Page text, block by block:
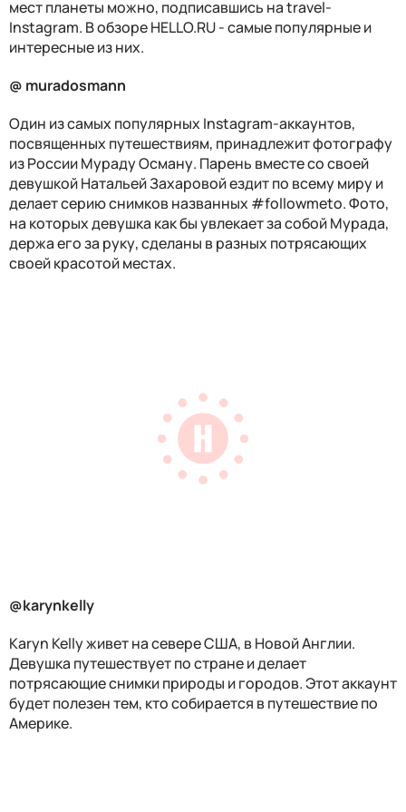
мест планеты можно, подписавшись на travel-
Instagram. В обзоре HELLO.RU - самые популярные и
интересные из них.
@ muradosmann
Один из самых популярных Instagram-аккаунтов,
посвященных путешествиям, принадлежит фотографу
из России Мураду Осману. Парень вместе со своей
девушкой Натальей Захаровой ездит по всему миру и
делает серию снимков названных #followmеto. Фото,
на которых девушка как бы увлекает за собой Мурада,
держа его за руку, сделаны в разных потрясающих
своей красотой местах.
@karynkelly
Karyn Kellyживет на севере США, в Новой Англии.
Девушка путешествует по стране и делает
потрясающие снимки природы и городов. Этот аккаунт
будет полезен тем, кто собирается в путешествие по
Америке.